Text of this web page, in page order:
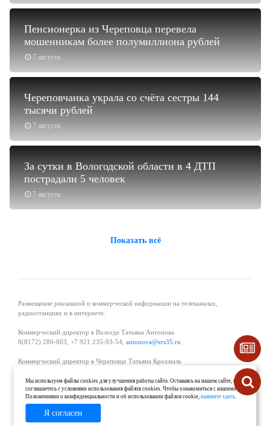
7 августа
Пенсионерка из Череповца перевела
мошенникам более полумиллиона рублей
7 августа
Череповчанка украла со счёта сестры 144
тысячи рублей
7 августа
За сутки в Вологодской области в 4 ДТП
пострадали 5 человек
Показать всё
Размещение рекламной и коммерческой информации на телеканалах,
радиостанциях и в интернете.
Коммерческий директор в Вологде Татьяна Антонова
8(8172) 280-003, +7 921 235-03-54, antonova@ers35.ru
Коммерческий директор в Череповце Татьяна Крохмаль
Начальник отдела рекламы в Великом Устюге Екатерина Вьюжанина 8(81738)
2-04-44, +7 921 125-06-40,katrinv81@mail.ru
О проекте Реклама
Мы используем файлы cookies для улучшения работы сайта. Оставаясь на нашем сайте, вы
соглашаетесь с условиями использования файлов cookies. Чтобы ознакомиться с нашими
Положениями о конфиденциальности и об использовании файлов cookie,нажмите здесь.
Я согласен